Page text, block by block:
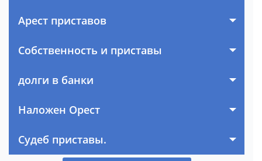
Арест приставов
Собственность и приставы
долги в банки
Наложен Орест
Судеб приставы.